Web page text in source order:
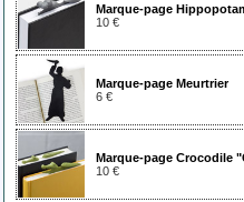
Marque-page
10 €
Marque-page Meurtrier
6 €
Marque-page Crocodile
10 €